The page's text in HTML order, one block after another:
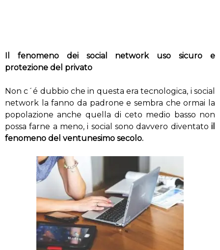
Il fenomeno dei social network uso sicuro e
protezione del privato
Non c´é dubbio che in questa era tecnologica, i social
network la fanno da padrone e sembra che ormai la
popolazione anche quella di ceto medio basso non
possa farne a meno, i social sono davvero diventato il
fenomeno del ventunesimo secolo.